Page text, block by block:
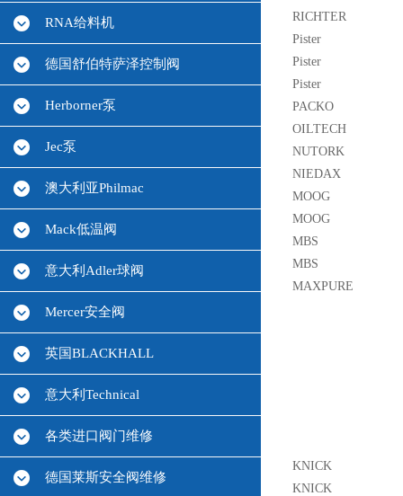
RNA给料机
德国舒伯特萨泽控制阀
Herborner泵
Jec泵
澳大利亚Philmac
Mack低温阀
意大利Adler球阀
Mercer安全阀
英国BLACKHALL
意大利Technical
各类进口阀门维修
德国莱斯安全阀维修
RICHTER
Pister
Pister
Pister
PACKO
OILTECH
NUTORK
NIEDAX
MOOG
MOOG
MBS
MBS
MAXPURE
KNICK
KNICK